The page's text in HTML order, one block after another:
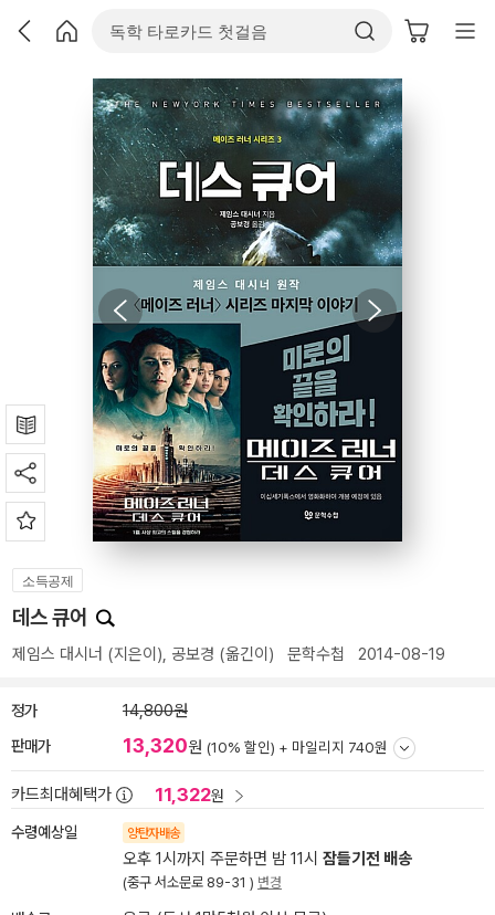
소득공제
데스 큐어
제임스 대시너 (지은이), 공보경 (옮긴이) 문학수첩 2014-08-19
정가 14,800원
판매가 13,320원 (10% 할인) + 마일리지 740원
카드최대혜택가 11,322원
수령예상일 양탄자배송
오후 1시까지 주문하면 밤 11시 잠들기전 배송
(중구 서소문로 89-31 ) 변경